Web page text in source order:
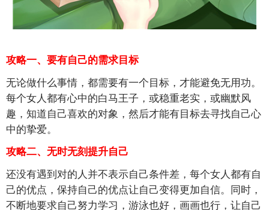
攻略一、要有自己的需求目标
无论做什么事情，都需要有一个目标，才能避免无用功。
每个女人都有心中的白马王子，或稳重老实，或幽默风
趣，知道自己喜欢的对象，然后才能有目标去寻找自己心
中的挚爱。
攻略二、无时无刻提升自己
还没有遇到对的人并不表示自己条件差，每个女人都有自
己的优点，保持自己的优点让自己变得更加自信。同时，
不断地要求自己努力学习，游泳也好，画画也行，让自己